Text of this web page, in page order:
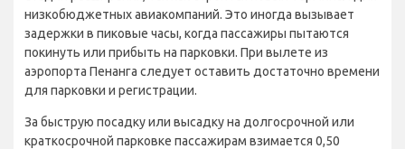
низкобюджетных авиакомпаний. Это иногда вызывает
задержки в пиковые часы, когда пассажиры пытаются
покинуть или прибыть на парковки. При вылете из
аэропорта Пенанга следует оставить достаточно времени
для парковки и регистрации.
За быструю посадку или высадку на долгосрочной или
краткосрочной парковке пассажирам взимается 0,50